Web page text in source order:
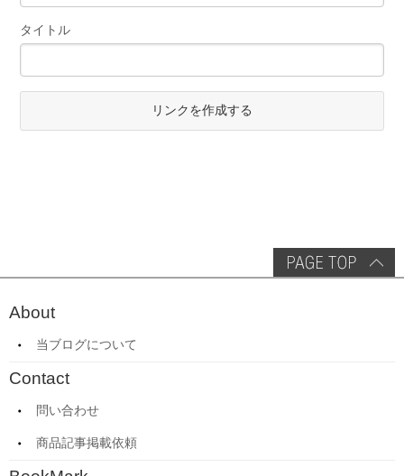
タイトル
リンクを作成する
About
当ブログについて
Contact
問い合わせ
商品記事掲載依頼